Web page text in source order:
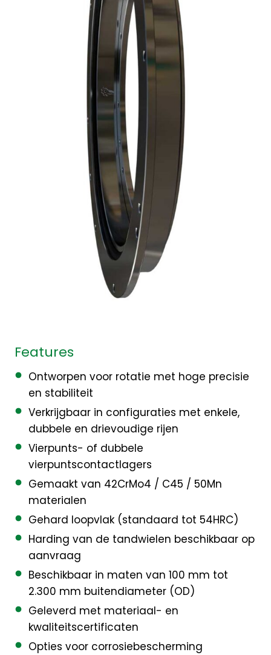
Features
Ontworpen voor rotatie met hoge precisie
en stabiliteit
Verkrijgbaar in configuraties met enkele,
dubbele en drievoudige rijen
Vierpunts- of dubbele
vierpuntscontactlagers
Gemaakt van 42CrMo4 / C45 / 50Mn
materialen
Gehard loopvlak (standaard tot 54HRC)
Harding van de tandwielen beschikbaar op
aanvraag
Beschikbaar in maten van 100 mm tot
2.300 mm buitendiameter (OD)
Geleverd met materiaal- en
kwaliteitscertificaten
Opties voor corrosiebescherming